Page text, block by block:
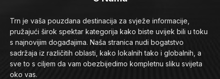
Trn je vaša pouzdana destinacija za svježe informacije,
pružajući širok spektar kategorija kako biste uvijek bili u toku
s najnovijim događajima. Naša stranica nudi bogatstvo
sadržaja iz različitih oblasti, kako lokalnih tako i globalnih, a
sve to s ciljem da vam obezbijedimo kompletnu sliku svijeta
oko vas.